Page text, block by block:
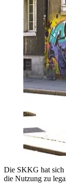
Die SKKG hat sich
die Nutzung zu